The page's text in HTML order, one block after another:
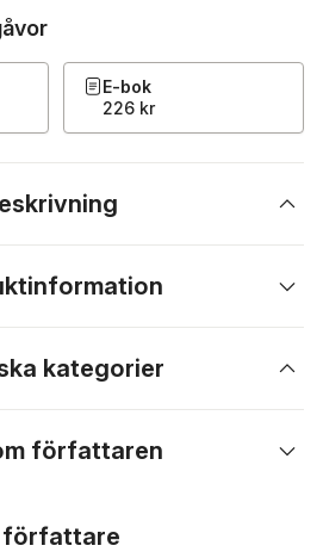
E-bok
226 kr
kategorier
författaren
författare